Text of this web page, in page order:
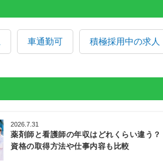
車通勤可 積極採用中の求人
2026.7.31
薬剤師と看護師の年収はどれくらい違う？
資格の取得方法や仕事内容も比較